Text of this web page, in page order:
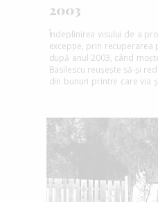
2003
Îndeplinirea visului de a
excepție, prin
după anul 2003, când
Basilescu reușește să-și
din bunuri printre care via